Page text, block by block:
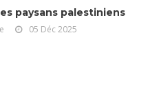
paysans palestiniens
05 Déc 2025